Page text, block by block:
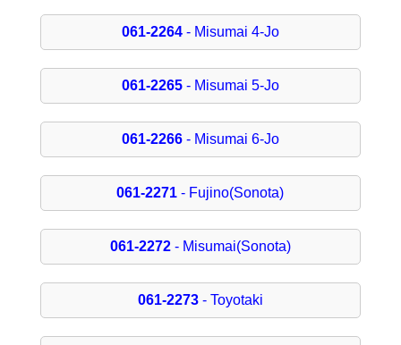
061-2264- Misumai 4-Jo
061-2265- Misumai 5-Jo
061-2266- Misumai 6-Jo
061-2271 - Fujino(Sonota)
061-2272- Misumai(Sonota)
061-2273- Toyotaki